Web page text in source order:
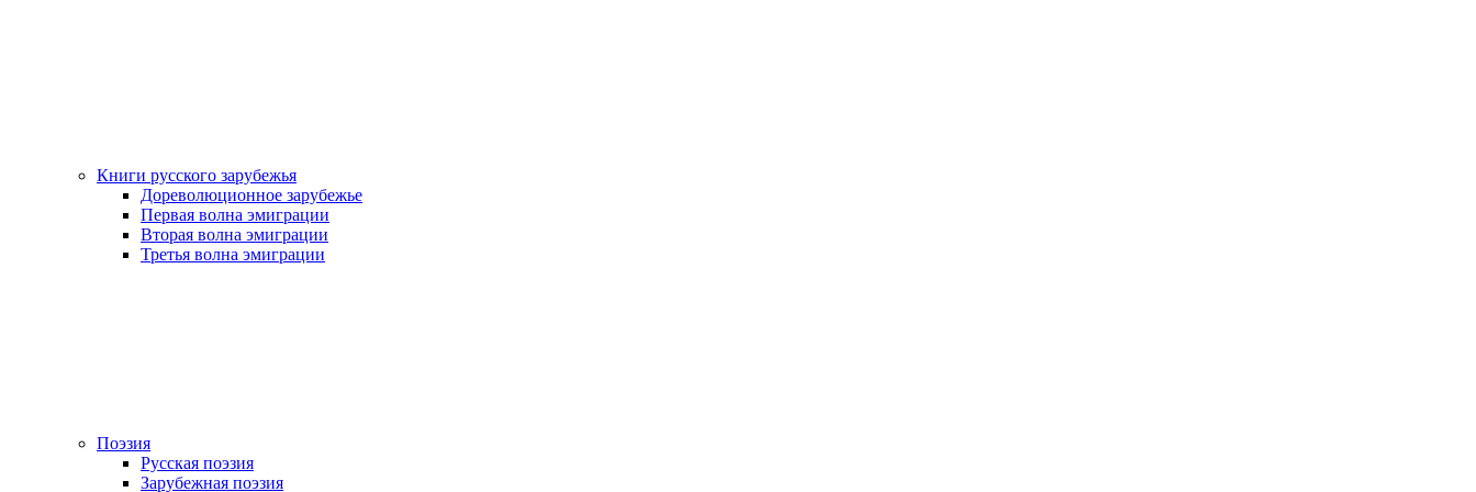
Книги русского зарубежья
Дореволюционное зарубежье
Первая волна эмиграции
Вторая волна эмиграции
Третья волна эмиграции
Поэзия
Русская поэзия
Зарубежная поэзия